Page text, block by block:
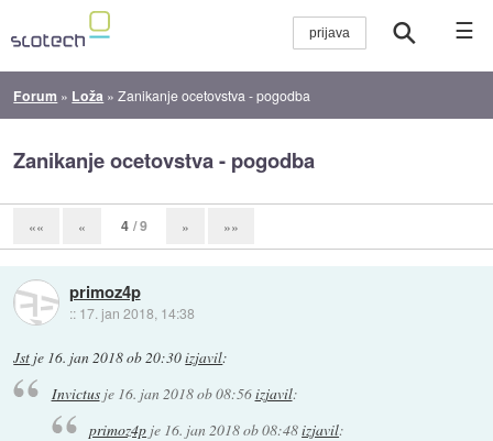
☰
Forum » Loža »Zanikanje ocetovstva - pogodba
Zanikanje ocetovstva - pogodba
«« « 4 / 9 » »»
primoz4p
:: 17. jan 2018, 14:38
Jst je 16. jan 2018 ob 20:30izjavil:
Invictusje 16. jan 2018 ob 08:56izjavil:
primoz4p je 16. jan 2018 ob 08:48izjavil: